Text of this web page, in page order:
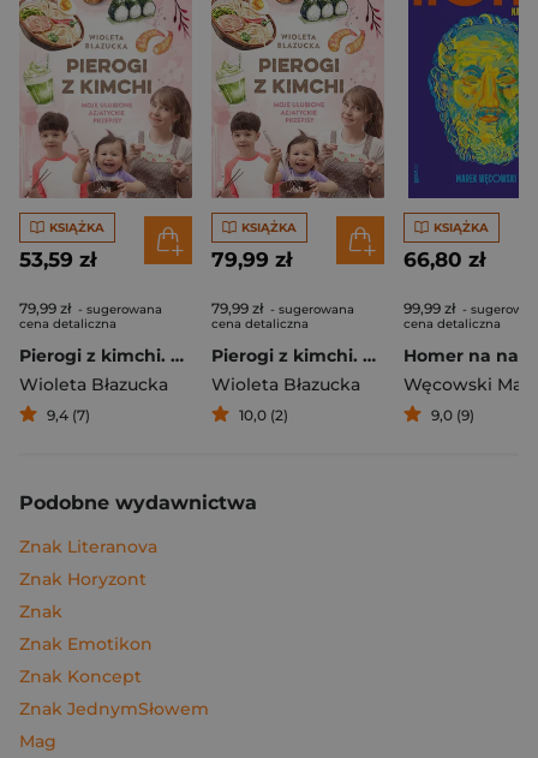
KSIĄŻKA
53,59 zł
79,99 zł - sugerowana
cena detaliczna
Pierogi z kimchi. Moje ulubione azjatyckie przepisy
Wioleta Błazucka
9,4 (7)
KSIĄŻKA
79,99 zł
79,99 zł - sugerowana
cena detaliczna
Pierogi z kimchi. Moje ulubione azjatyckie przepisy - książka z autografem
Wioleta Błazucka
10,0 (2)
KSIĄŻKA
66,80 zł
99,99 zł -
cena detaliczna
Węcowski
9,0 (9)
Podobne wydawnictwa
Znak Literanova
Znak Horyzont
Znak
Znak Emotikon
Znak Koncept
Znak JednymSłowem
Mag